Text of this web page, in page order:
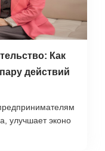
Как
действий
улучшает эконо